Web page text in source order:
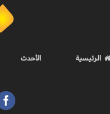
الرئيسية الأحدث